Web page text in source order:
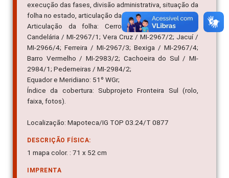
execução das fases, divisão administrativa, situação da
folha no estado, articulação da folha;
Articulação da folha: Cerro Branco / MI-2966/2;
Candelária / MI-2967/1; Vera Cruz / MI-2967/2; Jacuí /
MI-2966/4; Ferreira / MI-2967/3; Bexiga / MI-2967/4;
Barro Vermelho / MI-2983/2; Cachoeira do Sul / MI-
2984/1; Pederneiras / MI-2984/2;
Equador e Meridiano: 51º WGr;
Índice da cobertura: Subprojeto Fronteira Sul (rolo,
faixa, fotos).
Localização: Mapoteca/IG TOP 03.24/T 0877
DESCRIÇÃO FÍSICA:
1 mapa color. : 71 x 52 cm
IMPRENTA